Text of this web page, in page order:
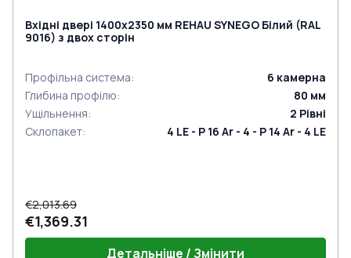
Вхідні двері 1400x2350 мм REHAU SYNEGO Білий (RAL
9016) з двох сторін
Профільна система: 6 камерна
Глибина профілю: 80 мм
Ущільнення: 2 Рівні
Склопакет: 4 LE - P 16 Ar - 4 - P 14 Ar - 4 LE
€2,013.69
€1,369.31
Детальніше / Змінити